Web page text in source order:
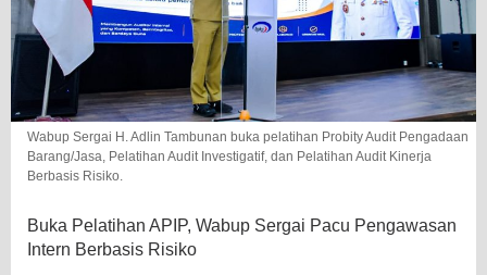
Wabup Sergai H. Adlin Tambunan buka pelatihan Probity Audit Pengadaan
Barang/Jasa, Pelatihan Audit Investigatif, dan Pelatihan Audit Kinerja
Berbasis Risiko.
Buka Pelatihan APIP, Wabup Sergai Pacu Pengawasan
Intern Berbasis Risiko